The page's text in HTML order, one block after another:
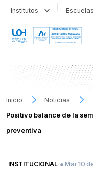
Institutos
Inicio
Noticias
Positivo balance de la
preventiva
INSTITUCIONAL ● Mar 10